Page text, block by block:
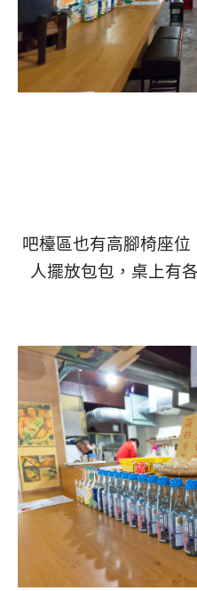
吧檯區也有高腳椅座
人擺放包包，桌上有